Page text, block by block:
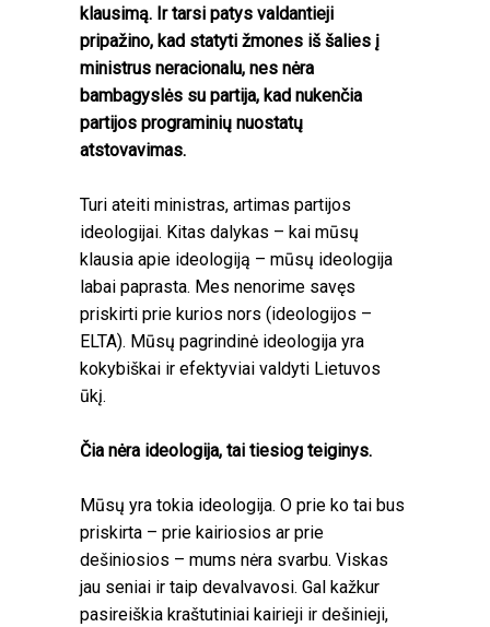
klausimą. Ir tarsi patys valdantieji
pripažino, kad statyti žmones iš šalies į
ministrus neracionalu, nes nėra
bambagyslės su partija, kad nukenčia
partijos programinių nuostatų
atstovavimas.
Turi ateiti ministras, artimas partijos
ideologijai. Kitas dalykas – kai mūsų
klausia apie ideologiją – mūsų ideologija
labai paprasta. Mes nenorime savęs
priskirti prie kurios nors (ideologijos –
ELTA). Mūsų pagrindinė ideologija yra
kokybiškai ir efektyviai valdyti Lietuvos
ūkį.
Čia nėra ideologija, tai tiesiog teiginys.
Mūsų yra tokia ideologija. O prie ko tai bus
priskirta – prie kairiosios ar prie
dešiniosios – mums nėra svarbu. Viskas
jau seniai ir taip devalvavosi. Gal kažkur
pasireiškia kraštutiniai kairieji ir dešinieji,